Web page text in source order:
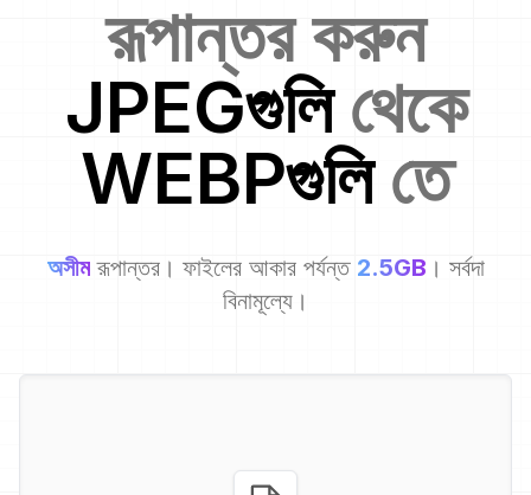
রূপান্তর করুন
JPEGগুলিথেকে
WEBPগুলিতে
অসীম রূপান্তর। ফাইলের আকার পর্যন্ত 2.5GB । সর্বদা
বিনামূল্যে।